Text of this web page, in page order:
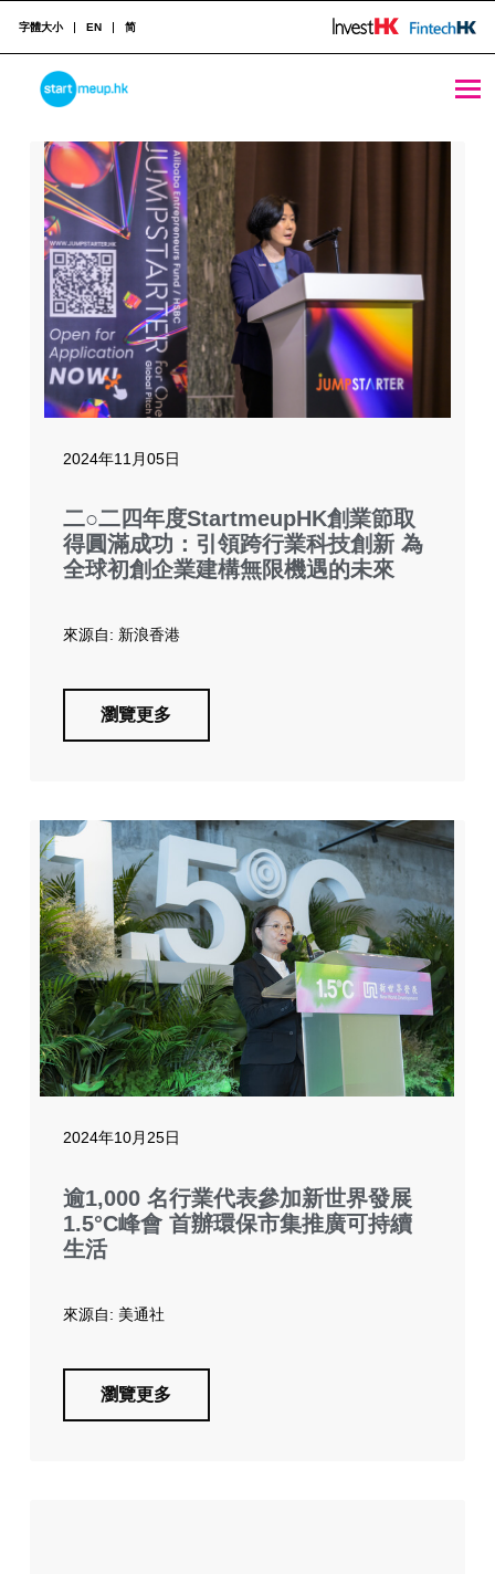
STARTMEUPHK
STARTMEUPHK FESTIVAL IS THE LEADING STARTUP AND INNOVATION CONFERENCE EVENT IN HONG KONG
字體大小 EN 简
媒體報導
2024年11月05日
二○二四年度StartmeupHK創業節取
得圓滿成功：引領跨行業科技創新 為
全球初創企業建構無限機遇的未來
來源自: 新浪香港
瀏覽更多
2024年10月25日
逾1,000 名行業代表參加新世界發展
1.5°C峰會 首辦環保市集推廣可持續
生活
來源自: 美通社
瀏覽更多